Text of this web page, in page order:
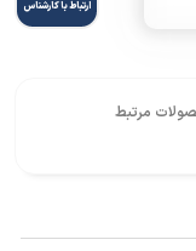
ارتباط با کارشناس
مرتبط